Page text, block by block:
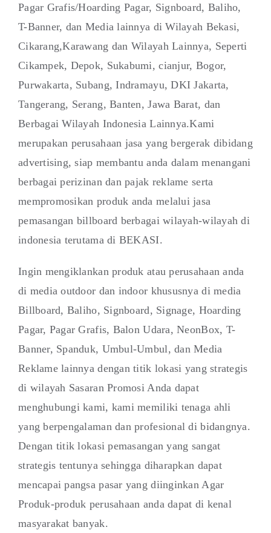
Pagar Grafis/Hoarding Pagar, Signboard, Baliho,
T-Banner, dan Media lainnya di Wilayah Bekasi,
Cikarang,Karawang dan Wilayah Lainnya, Seperti
Cikampek, Depok, Sukabumi, cianjur, Bogor,
Purwakarta, Subang, Indramayu, DKI Jakarta,
Tangerang, Serang, Banten, Jawa Barat, dan
Berbagai Wilayah Indonesia Lainnya.Kami
merupakan perusahaan jasa yang bergerak dibidang
advertising, siap membantu anda dalam menangani
berbagai perizinan dan pajak reklame serta
mempromosikan produk anda melalui jasa
pemasangan billboard berbagai wilayah-wilayah di
indonesia terutama di BEKASI.
Ingin mengiklankan produk atau perusahaan anda
di media outdoor dan indoor khususnya di media
Billboard, Baliho, Signboard, Signage, Hoarding
Pagar, Pagar Grafis, Balon Udara, NeonBox, T-
Banner, Spanduk, Umbul-Umbul, dan Media
Reklame lainnya dengan titik lokasi yang strategis
di wilayah Sasaran Promosi Anda dapat
menghubungi kami, kami memiliki tenaga ahli
yang berpengalaman dan profesional di bidangnya.
Dengan titik lokasi pemasangan yang sangat
strategis tentunya sehingga diharapkan dapat
mencapai pangsa pasar yang diinginkan Agar
Produk-produk perusahaan anda dapat di kenal
masyarakat banyak.